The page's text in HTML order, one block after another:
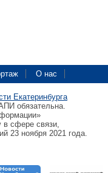
О нас
Екатеринбурга
обязательна.
в сфере связи,
23 ноября 2021 года.